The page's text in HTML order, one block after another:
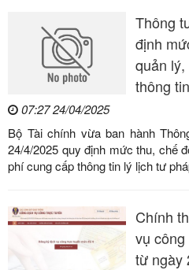
Thông
định
quản
thông
07:27 24/04/2025
Bộ Tài chính vừa ban hành
24/4/2025 quy định mức thu, chế
phí cung cấp thông tin lý lịch tư
Chính
vụ
từ ngày